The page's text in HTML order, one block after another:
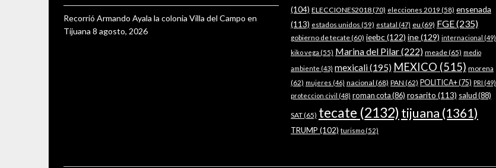
Recorrió Armando Ayala la colonia Villa del Campo en
Tijuana 8 agosto, 2026
(104) ELECCIONES2018(70) elecciones 2019 (58) ensenada
(113) estados unidos (59) estatal (47) eu (69) FGE(235)
gobierno de tecate(60) ieebc(122) ine(129) internacional (49)
kiko vega (55) Marina del Pilar(222) meade(65) medio
ambiente (43) mexicali(195) MEXICO (515) morena
(62) mujeres (46) nacional (68) PAN (62) POLITICA+(75) PRI (49)
proteccion civil (48) roman cota(86) rosarito (113) salud(88)
SAT(65) tecate (2132) tijuana (1361)
TRUMP (102) turismo(52)